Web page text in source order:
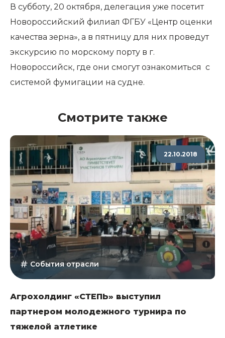
В субботу, 20 октября, делегация уже посетит
Новороссийский филиал ФГБУ «Центр оценки
качества зерна», а в пятницу для них проведут
экскурсию по морскому порту в г.
Новороссийск, где они смогут ознакомиться с
системой фумигации на судне.
Смотрите также
22.10.2018
События отрасли
Агрохолдинг «СТЕПЬ» выступил
партнером молодежного турнира по
тяжелой атлетике